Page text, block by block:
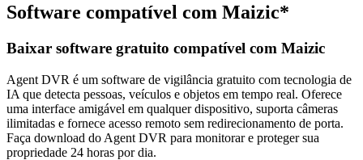
Software compatível com Maizic*
Baixar software gratuito compatível com Maizic
Agent DVR é um software de vigilância gratuito com tecnologia de
IA que detecta pessoas, veículos e objetos em tempo real. Oferece
uma interface amigável em qualquer dispositivo, suporta câmeras
ilimitadas e fornece acesso remoto sem redirecionamento de porta.
Faça download do Agent DVR para monitorar e proteger sua
propriedade 24 horas por dia.